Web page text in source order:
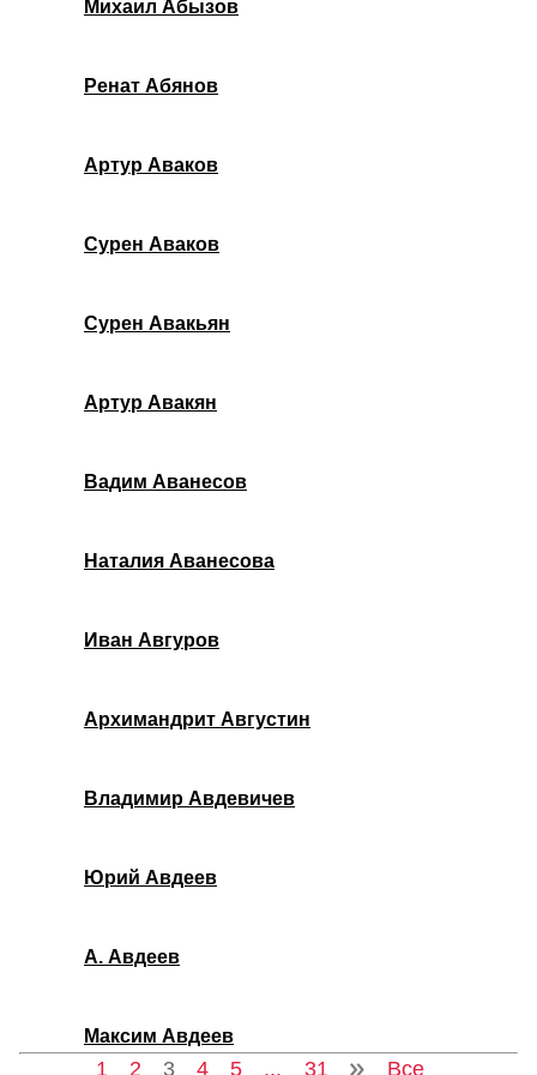
Михаил Абызов
Ренат Абянов
Артур Аваков
Сурен Аваков
Сурен Авакьян
Артур Авакян
Вадим Аванесов
Наталия Аванесова
Иван Авгуров
Архимандрит Августин
Владимир Авдевичев
Юрий Авдеев
А. Авдеев
Максим Авдеев
1 2 3 4 5 ... 31 Все